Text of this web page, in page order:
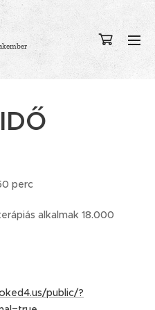
perc
alkalmak 18.000
public/?